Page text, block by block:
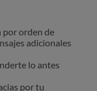
por orden de
adicionales
lo antes
por tu